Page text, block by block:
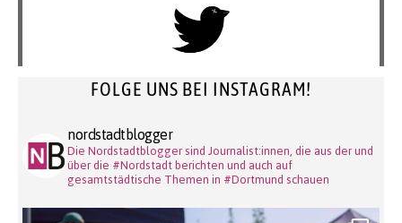
FOLGE UNS BEI INSTAGRAM!
nordstadtblogger
Die Nordstadtblogger sind Journalist:innen, die aus der und
über die #Nordstadt berichten und auch auf
gesamtstädtische Themen in #Dortmund schauen